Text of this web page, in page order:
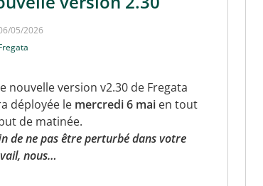
05/2026
nouvelle version v2.30 de Fregata
déployée le mercredi6 mai en tout
de matinée.
de ne pas être perturbé dans votre
nous…